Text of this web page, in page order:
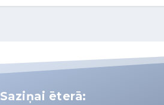
Saziņai ēterā: